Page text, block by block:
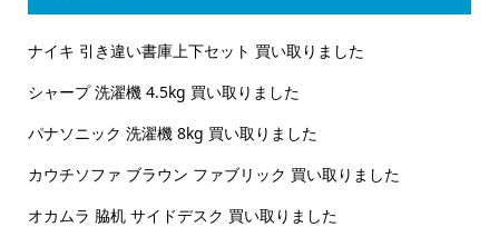
ナイキ 引き違い書庫上下セット 買い取りました
シャープ 洗濯機 4.5kg 買い取りました
パナソニック 洗濯機 8kg 買い取りました
カウチソファ ブラウン ファブリック 買い取りました
オカムラ 脇机 サイドデスク 買い取りました